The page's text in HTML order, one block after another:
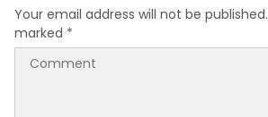
Your email address will not be published.
marked *